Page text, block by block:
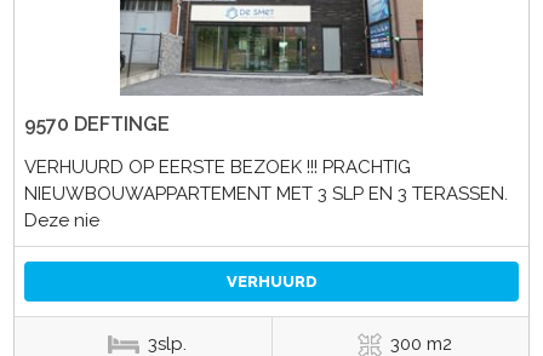
9570 DEFTINGE
VERHUURD OP EERSTE BEZOEK !!! PRACHTIG
NIEUWBOUWAPPARTEMENT MET 3 SLP EN 3 TERASSEN.
Deze nie
VERHUURD
3slp. 300 m2